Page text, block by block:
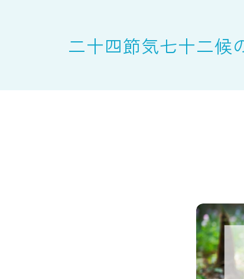
二十四節気七十二候